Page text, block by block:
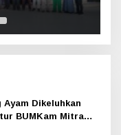
Dikeluhkan
BUMKam Mitra